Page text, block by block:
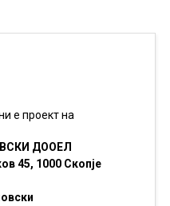
е проект на
ДООЕЛ
45, 1000 Скопје